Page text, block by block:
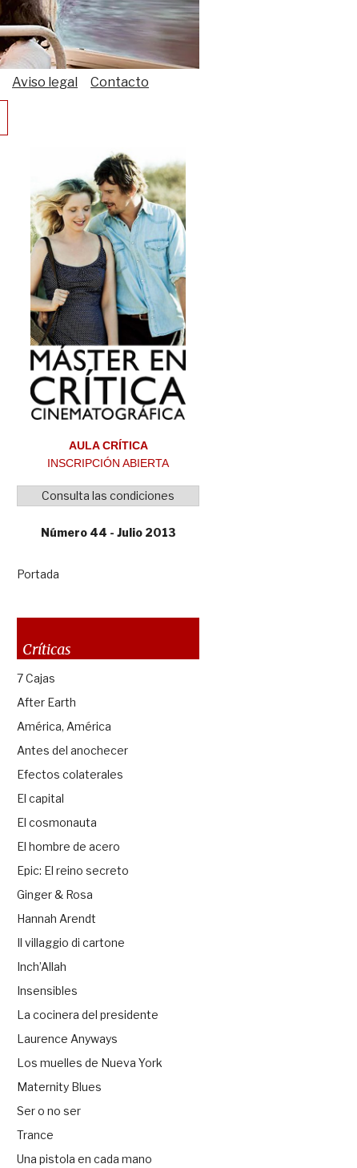
Aviso legal Contacto
AULA CRÍTICA
INSCRIPCIÓN ABIERTA
Consulta las condiciones
Número 44 - Julio 2013
Portada
Críticas
7 Cajas
After Earth
América, América
Antes del anochecer
Efectos colaterales
El capital
El cosmonauta
El hombre de acero
Epic: El reino secreto
Ginger & Rosa
Hannah Arendt
Il villaggio di cartone
Inch’Allah
Insensibles
La cocinera del presidente
Laurence Anyways
Los muelles de Nueva York
Maternity Blues
Ser o no ser
Trance
Una pistola en cada mano